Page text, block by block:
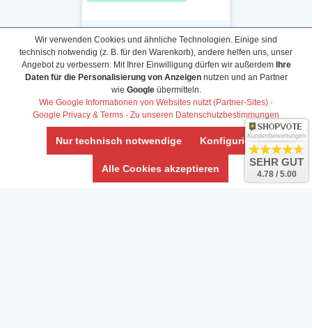
Daten­schutz­erklärung
Widerrufs­recht /Widerrufs­formular
AGB & Info
Impressum
Umwelt und Entsorgung
Vertrag widerrufen
Wir verwenden Cookies und ähnliche Technologien. Einige sind
technisch notwendig (z. B. für den Warenkorb), andere helfen uns, unser
Angebot zu verbessern. Mit Ihrer Einwilligung dürfen wir außerdem Ihre
Daten für die Personalisierung von Anzeigennutzen und an Partner
wie Googleübermitteln.
Wie Google Informationen von Websites nutzt (Partner-Sites) ·
Google Privacy & Terms · Zu unseren Datenschutzbestimmungen
Nur technisch notwendige Konfigurieren
Alle Cookies akzeptieren
Kundenbewertungen
SEHR GUT
4.78 / 5.00